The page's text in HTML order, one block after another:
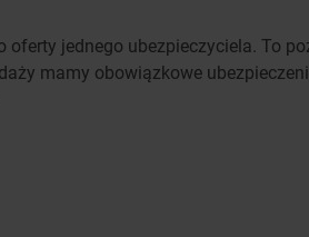
jednego ubezpieczyciela. To
mamy obowiązkowe